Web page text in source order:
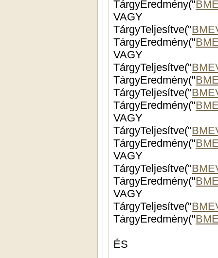
TárgyEredmény("
VAGY
TárgyTeljesítve("
TárgyEredmény("
VAGY
TárgyTeljesítve("
TárgyEredmény("
TárgyTeljesítve("
TárgyEredmény("
VAGY
TárgyTeljesítve("
TárgyEredmény("
VAGY
TárgyTeljesítve("
TárgyEredmény("
VAGY
TárgyTeljesítve("
TárgyEredmény("
ÉS